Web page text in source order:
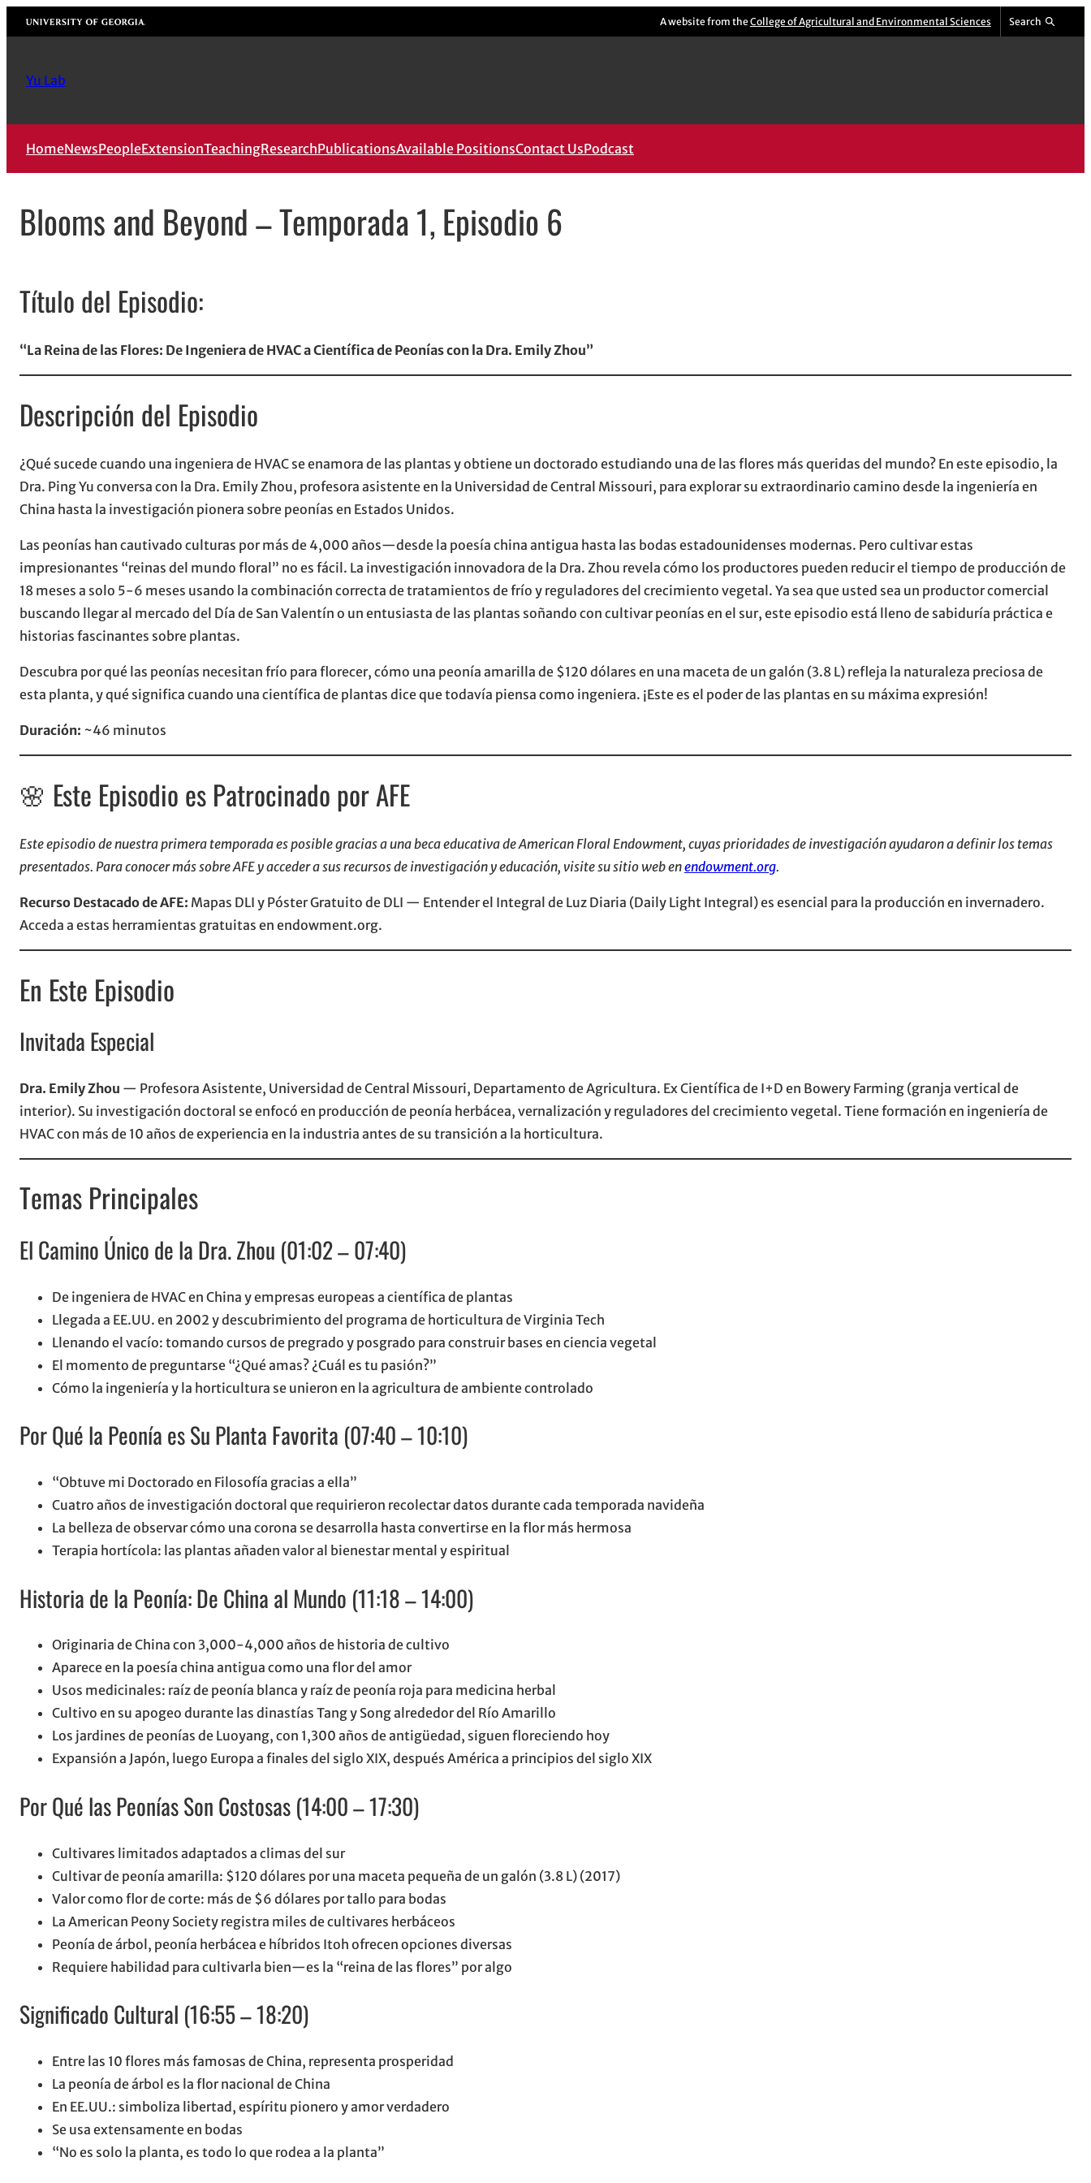
Skip
to
University of Georgia A website from the College of Agricultural and Environmental Sciences Search
Yu Lab
HomeNewsPeopleExtensionTeachingResearchPublicationsAvailable PositionsContact UsPodcast
Blooms and Beyond – Temporada 1, Episodio 6
Título del Episodio:
“La Reina de las Flores: De Ingeniera de HVAC a Científica de Peonías con la Dra. Emily Zhou”
Descripción del Episodio
¿Qué sucede cuando una ingeniera de HVAC se enamora de las plantas y obtiene un doctorado estudiando una de las flores más queridas del mundo? En este episodio, la
Dra. Ping Yu conversa con la Dra. Emily Zhou, profesora asistente en la Universidad de Central Missouri, para explorar su extraordinario camino desde la ingeniería en
China hasta la investigación pionera sobre peonías en Estados Unidos.
Las peonías han cautivado culturas por más de 4,000 años—desde la poesía china antigua hasta las bodas estadounidenses modernas. Pero cultivar estas
impresionantes “reinas del mundo floral” no es fácil. La investigación innovadora de la Dra. Zhou revela cómo los productores pueden reducir el tiempo de producción de
18 meses a solo 5-6 meses usando la combinación correcta de tratamientos de frío y reguladores del crecimiento vegetal. Ya sea que usted sea un productor comercial
buscando llegar al mercado del Día de San Valentín o un entusiasta de las plantas soñando con cultivar peonías en el sur, este episodio está lleno de sabiduría práctica e
historias fascinantes sobre plantas.
Descubra por qué las peonías necesitan frío para florecer, cómo una peonía amarilla de $120 dólares en una maceta de un galón (3.8 L) refleja la naturaleza preciosa de
esta planta, y qué significa cuando una científica de plantas dice que todavía piensa como ingeniera. ¡Este es el poder de las plantas en su máxima expresión!
Duración: ~46 minutos
🌸 Este Episodio es Patrocinado por AFE
Este episodio de nuestra primera temporada es posible gracias a una beca educativa de American Floral Endowment, cuyas prioridades de investigación ayudaron a definir los temas
presentados. Para conocer más sobre AFE y acceder a sus recursos de investigación y educación, visite su sitio web enendowment.org.
Recurso Destacado de AFE: Mapas DLI y Póster Gratuito de DLI — Entender el Integral de Luz Diaria (Daily Light Integral) es esencial para la producción en invernadero.
Acceda a estas herramientas gratuitas en endowment.org.
En Este Episodio
Invitada Especial
Dra. Emily Zhou — Profesora Asistente, Universidad de Central Missouri, Departamento de Agricultura. Ex Científica de I+D en Bowery Farming (granja vertical de
interior). Su investigación doctoral se enfocó en producción de peonía herbácea, vernalización y reguladores del crecimiento vegetal. Tiene formación en ingeniería de
HVAC con más de 10 años de experiencia en la industria antes de su transición a la horticultura.
Temas Principales
El Camino Único de la Dra. Zhou (01:02 – 07:40)
De ingeniera de HVAC en China y empresas europeas a científica de plantas
Llegada a EE.UU. en 2002 y descubrimiento del programa de horticultura de Virginia Tech
Llenando el vacío: tomando cursos de pregrado y posgrado para construir bases en ciencia vegetal
El momento de preguntarse “¿Qué amas? ¿Cuál es tu pasión?”
Cómo la ingeniería y la horticultura se unieron en la agricultura de ambiente controlado
Por Qué la Peonía es Su Planta Favorita (07:40 – 10:10)
“Obtuve mi Doctorado en Filosofía gracias a ella”
Cuatro años de investigación doctoral que requirieron recolectar datos durante cada temporada navideña
La belleza de observar cómo una corona se desarrolla hasta convertirse en la flor más hermosa
Terapia hortícola: las plantas añaden valor al bienestar mental y espiritual
Historia de la Peonía: De China al Mundo (11:18 – 14:00)
Originaria de China con 3,000-4,000 años de historia de cultivo
Aparece en la poesía china antigua como una flor del amor
Usos medicinales: raíz de peonía blanca y raíz de peonía roja para medicina herbal
Cultivo en su apogeo durante las dinastías Tang y Song alrededor del Río Amarillo
Los jardines de peonías de Luoyang, con 1,300 años de antigüedad, siguen floreciendo hoy
Expansión a Japón, luego Europa a finales del siglo XIX, después América a principios del siglo XIX
Por Qué las Peonías Son Costosas (14:00 – 17:30)
Cultivares limitados adaptados a climas del sur
Cultivar de peonía amarilla: $120 dólares por una maceta pequeña de un galón (3.8 L) (2017)
Valor como flor de corte: más de $6 dólares por tallo para bodas
La American Peony Society registra miles de cultivares herbáceos
Peonía de árbol, peonía herbácea e híbridos Itoh ofrecen opciones diversas
Requiere habilidad para cultivarla bien—es la “reina de las flores” por algo
Significado Cultural (16:55 – 18:20)
Entre las 10 flores más famosas de China, representa prosperidad
La peonía de árbol es la flor nacional de China
En EE.UU.: simboliza libertad, espíritu pionero y amor verdadero
Se usa extensamente en bodas
“No es solo la planta, es todo lo que rodea a la planta”